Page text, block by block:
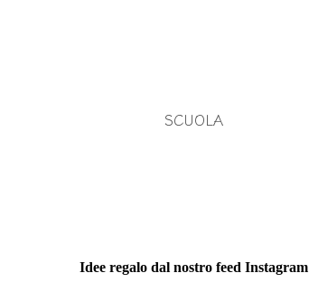
SCUOLA
Idee regalo dal nostro feed Instagram